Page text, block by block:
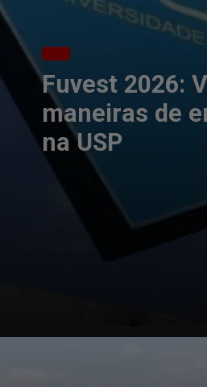
Fuvest 2026:
maneiras de
na USP